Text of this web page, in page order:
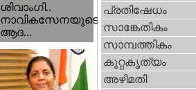
ശിവാംഗി..
നാവികസേനയുടെ
ആദ...
പ്രതിഷേധം
സാങ്കേതികം
സാമ്പത്തികം
കുറ്റകൃത്യം
അഴിമതി